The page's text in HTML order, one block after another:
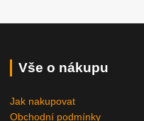
Vše o nákupu
Jak nakupovat
Obchodní podmínky